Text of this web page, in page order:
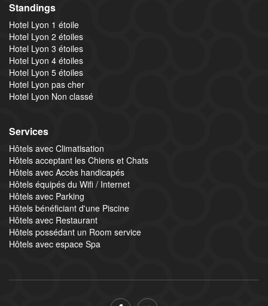
Standings
Hotel Lyon 1 étoile
Hotel Lyon 2 étoiles
Hotel Lyon 3 étoiles
Hotel Lyon 4 étoiles
Hotel Lyon 5 étoiles
Hotel Lyon pas cher
Hotel Lyon Non classé
Services
Hôtels avec Climatisation
Hôtels acceptant les Chiens et Chats
Hôtels avec Accès handicapés
Hôtels équipés du Wifi / Internet
Hôtels avec Parking
Hôtels bénéficiant d'une Piscine
Hôtels avec Restaurant
Hôtels possédant un Room service
Hôtels avec espace Spa